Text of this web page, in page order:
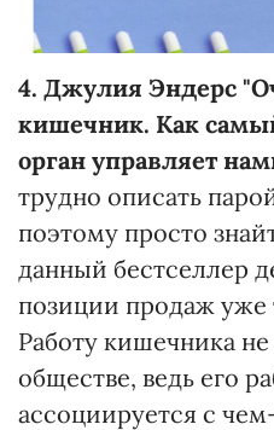
4. Джулия Эндерс
кишечник. Как
орган управляет
трудно описать
поэтому просто
данный бестселлер
позиции продаж уже
Работу кишечника
обществе, ведь его
ассоциируется с